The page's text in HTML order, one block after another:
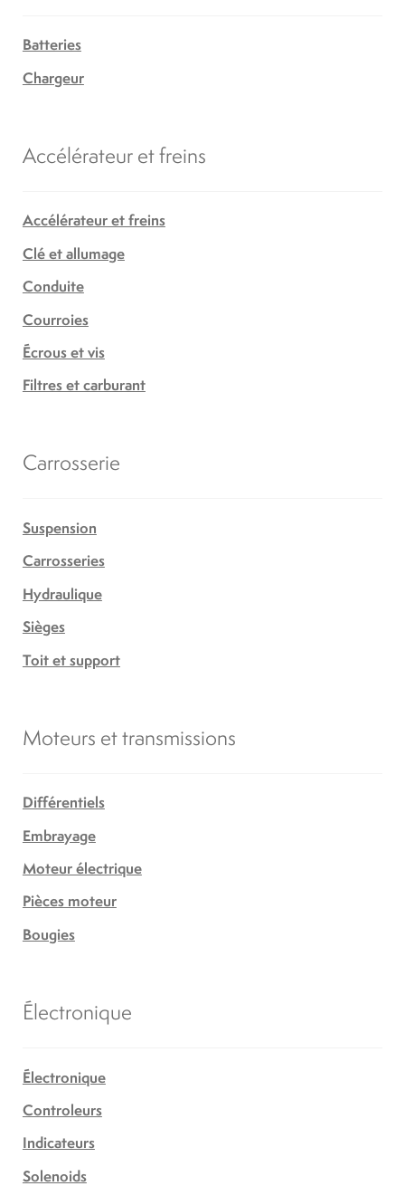
Batteries
Chargeur
Accélérateur et freins
Accélérateur et freins
Clé et allumage
Conduite
Courroies
Écrous et vis
Filtres et carburant
Carrosserie
Suspension
Carrosseries
Hydraulique
Sièges
Toit et support
Moteurs et transmissions
Différentiels
Embrayage
Moteur électrique
Pièces moteur
Bougies
Électronique
Électronique
Controleurs
Indicateurs
Solenoids